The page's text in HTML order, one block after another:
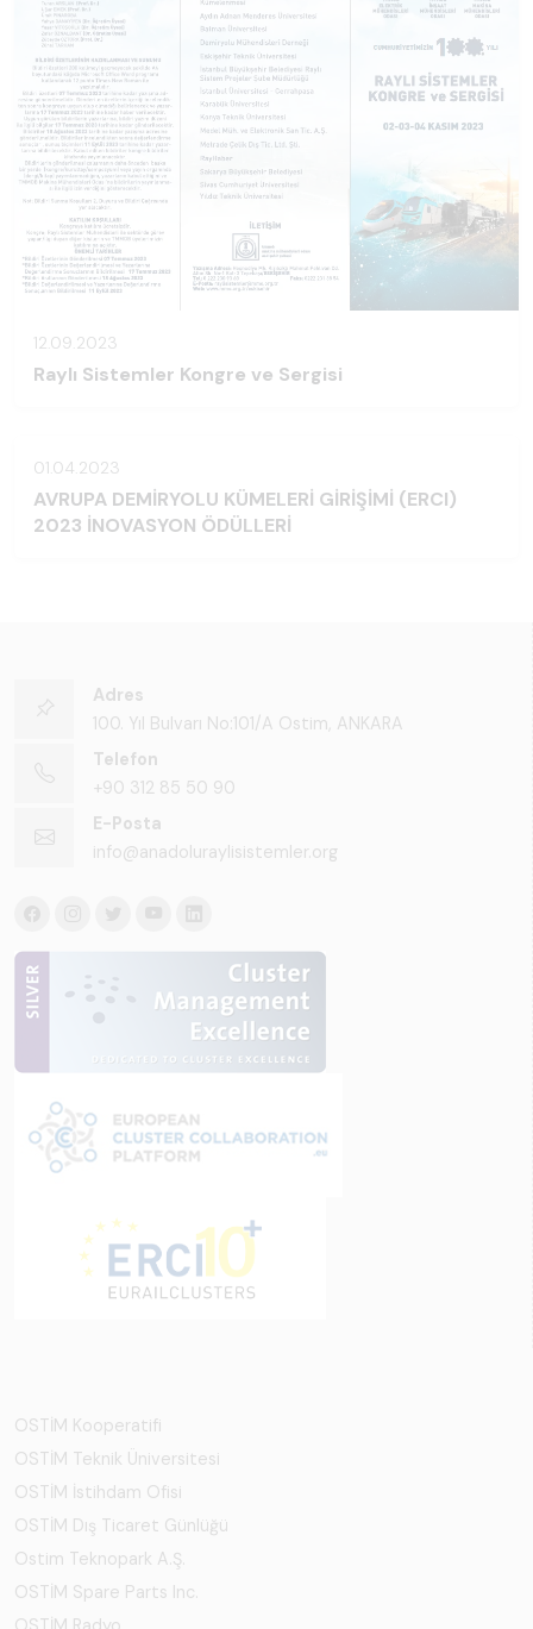
12.09.2023
Raylı Sistemler Kongre ve Sergisi
01.04.2023
AVRUPA DEMİRYOLU KÜMELERİ GİRİŞİMİ (ERCI)
2023 İNOVASYON ÖDÜLLERİ
Adres
100. Yıl Bulvarı No:101/A Ostim, ANKARA
Telefon
+90 312 85 50 90
E-Posta
info@anadoluraylisistemler.org
OSTİM Kooperatifi
OSTİM Teknik Üniversitesi
OSTİM İstihdam Ofisi
OSTİM Dış Ticaret Günlüğü
Ostim Teknopark A.Ş.
OSTİM Spare Parts Inc.